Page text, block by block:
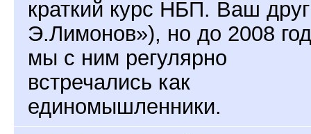
краткий курс НБП. Ваш друг
Э.Лимонов»), но до 2008
мы с ним регулярно
встречались как
единомышленники.